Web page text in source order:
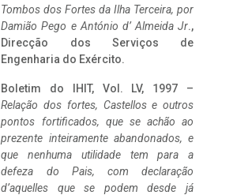
Tombos dos Fortes da Ilha Terceira, por
Damião Pego e António d’ Almeida Jr.,
Direcção dos Serviços de
Engenharia do Exército.
Boletim do IHIT, Vol. LV, 1997 –
Relação dos fortes, Castellos e outros
pontos fortificados, que se achão ao
prezente inteiramente abandonados, e
que nenhuma utilidade tem para a
defeza do Pais, com declaração
d’aquelles que se podem desde já